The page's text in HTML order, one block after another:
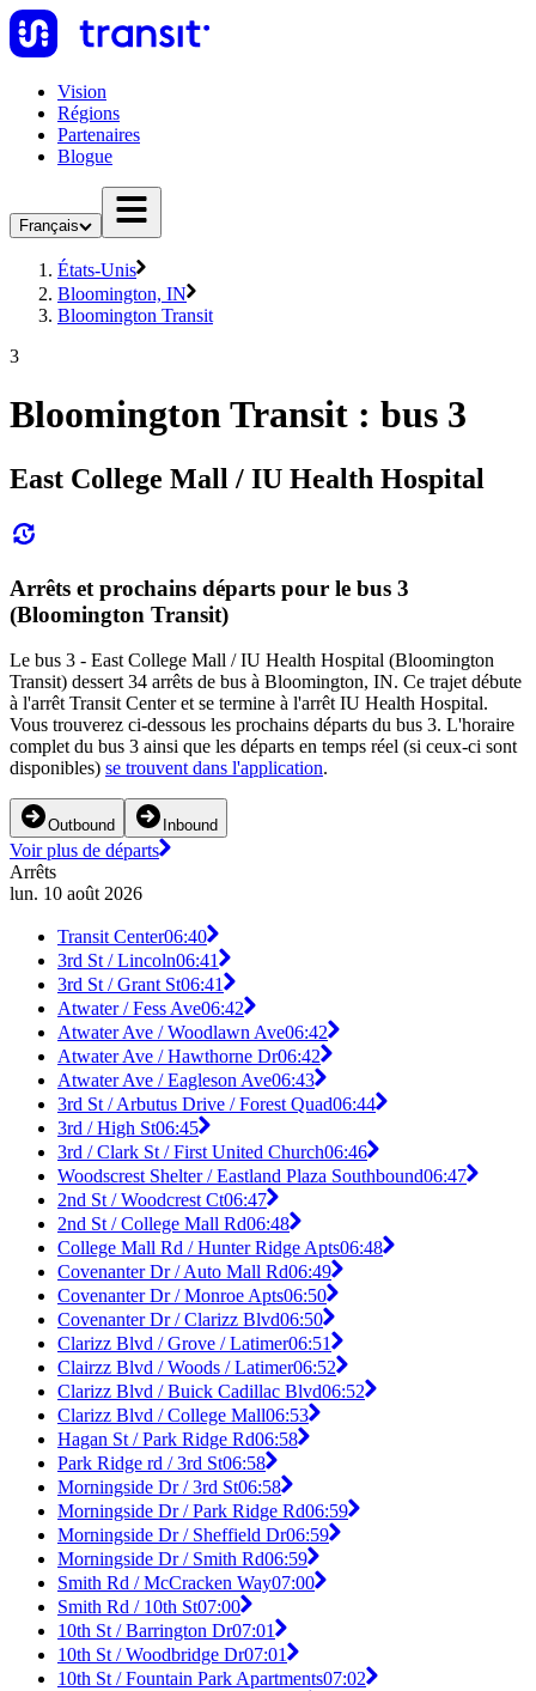
Vision
Régions
Partenaires
Blogue
Français
États-Unis
Bloomington, IN
Bloomington Transit
3
Bloomington Transit : bus 3
East College Mall / IU Health Hospital
Arrêts et prochains départs pour le bus 3
(Bloomington Transit)
Le bus 3 - East College Mall / IU Health Hospital (Bloomington
Transit) dessert 34 arrêts de bus à Bloomington, IN. Ce trajet débute
à l'arrêt Transit Center et se termine à l'arrêt IU Health Hospital.
Vous trouverez ci-dessous les prochains départs du bus 3. L'horaire
complet du bus 3 ainsi que les départs en temps réel (si ceux-ci sont
disponibles) se trouvent dans l'application.
Outbound Inbound
Voir plus de départs
Arrêts
lun. 10 août 2026
Transit Center06:40
3rd St / Lincoln06:41
3rd St / Grant St06:41
Atwater / Fess Ave06:42
Atwater Ave / Woodlawn Ave06:42
Atwater Ave / Hawthorne Dr06:42
Atwater Ave / Eagleson Ave06:43
3rd St / Arbutus Drive / Forest Quad06:44
3rd / High St06:45
3rd / Clark St / First United Church06:46
Woodscrest Shelter / Eastland Plaza Southbound06:47
2nd St / Woodcrest Ct06:47
2nd St / College Mall Rd06:48
College Mall Rd / Hunter Ridge Apts06:48
Covenanter Dr / Auto Mall Rd06:49
Covenanter Dr / Monroe Apts06:50
Covenanter Dr / Clarizz Blvd06:50
Clarizz Blvd / Grove / Latimer06:51
Clairzz Blvd / Woods / Latimer06:52
Clarizz Blvd / Buick Cadillac Blvd06:52
Clarizz Blvd / College Mall06:53
Hagan St / Park Ridge Rd06:58
Park Ridge rd / 3rd St06:58
Morningside Dr / 3rd St06:58
Morningside Dr / Park Ridge Rd06:59
Morningside Dr / Sheffield Dr06:59
Morningside Dr / Smith Rd06:59
Smith Rd / McCracken Way07:00
Smith Rd / 10th St07:00
10th St / Barrington Dr07:01
10th St / Woodbridge Dr07:01
10th St / Fountain Park Apartments07:02